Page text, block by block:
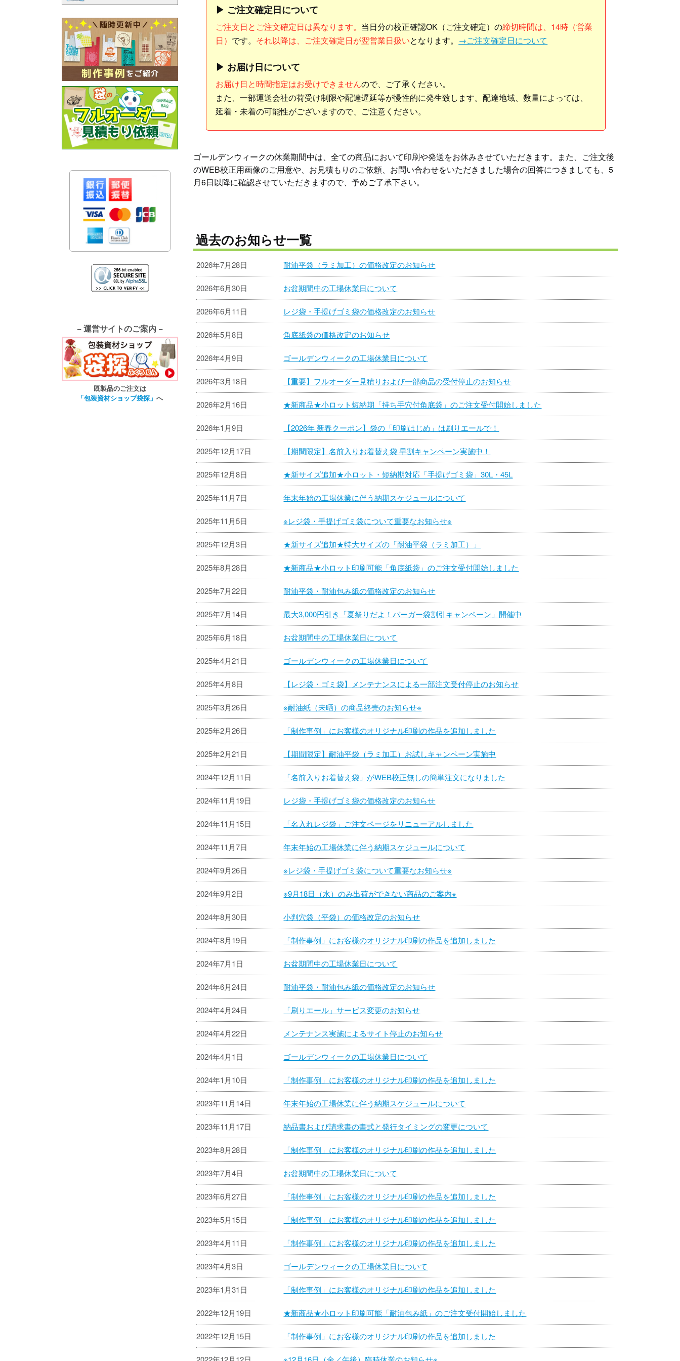
− 運営サイトのご案内 −
既製品のご注文は
「包装資材ショップ袋探」 へ
▶︎ ご注文確定日について
ご注文日とご注文確定日は異なります。 当日分の校正確認OK（ご注文確定）の締切時間は、14時（営業
日） です。 それ以降は、ご注文確定日が翌営業日扱いとなります。 →ご注文確定日について
▶︎ お届け日について
お届け日と時間指定はお受けできませんので、ご了承ください。
また、一部運送会社の荷受け制限や配達遅延等が慢性的に発生致します。配達地域、数量によっては、
延着・未着の可能性がございますので、ご注意ください。
ゴールデンウィークの休業期間中は、全ての商品において印刷や発送をお休みさせていただきます。また、ご注文後
のWEB校正用画像のご用意や、お見積もりのご依頼、お問い合わせをいただきました場合の回答につきましても、5
月6日以降に確認させていただきますので、予めご了承下さい。
過去のお知らせ一覧
2026年7月28日 耐油平袋（ラミ加工）の価格改定のお知らせ
2026年6月30日 お盆期間中の工場休業日について
2026年6月11日 レジ袋・手提げゴミ袋の価格改定のお知らせ
2026年5月8日 角底紙袋の価格改定のお知らせ
2026年4月9日 ゴールデンウィークの工場休業日について
2026年3月18日 【重要】フルオーダー見積りおよび一部商品の受付停止のお知らせ
2026年2月16日 ★新商品★小ロット短納期「持ち手穴付角底袋」のご注文受付開始しました
2026年1月9日 【2026年 新春クーポン】袋の「印刷はじめ」は刷りエールで！
2025年12月17日 【期間限定】名前入りお着替え袋 早割キャンペーン実施中！
2025年12月8日 ★新サイズ追加★小ロット・短納期対応「手提げゴミ袋」30L・45L
2025年11月7日 年末年始の工場休業に伴う納期スケジュールについて
2025年11月5日 ※レジ袋・手提げゴミ袋について重要なお知らせ※
2025年12月3日 ★新サイズ追加★特大サイズの「耐油平袋（ラミ加工）」
2025年8月28日 ★新商品★小ロット印刷可能「角底紙袋」のご注文受付開始しました
2025年7月22日 耐油平袋・耐油包み紙の価格改定のお知らせ
2025年7月14日 最大3,000円引き「夏祭りだよ！バーガー袋割引キャンペーン」開催中
2025年6月18日 お盆期間中の工場休業日について
2025年4月21日 ゴールデンウィークの工場休業日について
2025年4月8日 【レジ袋・ゴミ袋】メンテナンスによる一部注文受付停止のお知らせ
2025年3月26日 ※耐油紙（未晒）の商品終売のお知らせ※
2025年2月26日 「制作事例」にお客様のオリジナル印刷の作品を追加しました
2025年2月21日 【期間限定】耐油平袋（ラミ加工）お試しキャンペーン実施中
2024年12月11日 「名前入りお着替え袋」がWEB校正無しの簡単注文になりました
2024年11月19日 レジ袋・手提げゴミ袋の価格改定のお知らせ
2024年11月15日 「名入れレジ袋」ご注文ページをリニューアルしました
2024年11月7日 年末年始の工場休業に伴う納期スケジュールについて
2024年9月26日 ※レジ袋・手提げゴミ袋について重要なお知らせ※
2024年9月2日 ※9月18日（水）のみ出荷ができない商品のご案内※
2024年8月30日 小判穴袋（平袋）の価格改定のお知らせ
2024年8月19日 「制作事例」にお客様のオリジナル印刷の作品を追加しました
2024年7月1日 お盆期間中の工場休業日について
2024年6月24日 耐油平袋・耐油包み紙の価格改定のお知らせ
2024年4月24日 「刷りエール」サービス変更のお知らせ
2024年4月22日 メンテナンス実施によるサイト停止のお知らせ
2024年4月1日 ゴールデンウィークの工場休業日について
2024年1月10日 「制作事例」にお客様のオリジナル印刷の作品を追加しました
2023年11月14日 年末年始の工場休業に伴う納期スケジュールについて
2023年11月17日 納品書および請求書の書式と発行タイミングの変更について
2023年8月28日 「制作事例」にお客様のオリジナル印刷の作品を追加しました
2023年7月4日 お盆期間中の工場休業日について
2023年6月27日 「制作事例」にお客様のオリジナル印刷の作品を追加しました
2023年5月15日 「制作事例」にお客様のオリジナル印刷の作品を追加しました
2023年4月11日 「制作事例」にお客様のオリジナル印刷の作品を追加しました
2023年4月3日 ゴールデンウィークの工場休業日について
2023年1月31日 「制作事例」にお客様のオリジナル印刷の作品を追加しました
2022年12月19日 ★新商品★小ロット印刷可能「耐油包み紙」のご注文受付開始しました
2022年12月15日 「制作事例」にお客様のオリジナル印刷の作品を追加しました